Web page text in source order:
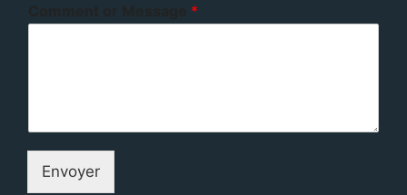
*
Envoyer